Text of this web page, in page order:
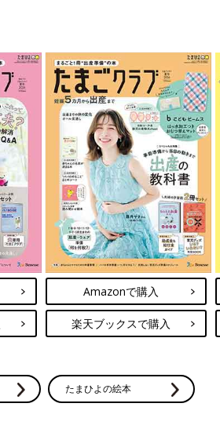
Amazonで購入
楽天ブックスで購入
たまひよの絵本